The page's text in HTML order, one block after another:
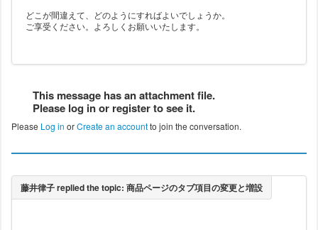
どこが間違えて、どのようにすればよいでしょうか。
ご享受ください。よろしくお願いいたします。
This message has an attachment file.
Please log in or register to see it.
Please Log in orCreate an accountto join the conversation.